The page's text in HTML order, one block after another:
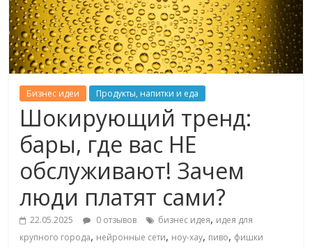
Бизнес идеи Продукты, напитки и еда
Шокирующий тренд:
бары, где вас НЕ
обслуживают! Зачем
люди платят сами?
22.05.2025 0 отзывов бизнес идея, идея для
крупного города, нейронные сети, ноу-хау, пиво, фишки